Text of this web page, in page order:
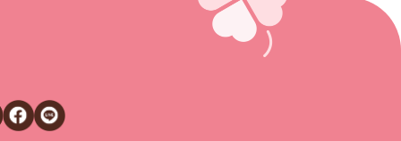
ェアする
Facebookでシェアする
LINEでシェアする